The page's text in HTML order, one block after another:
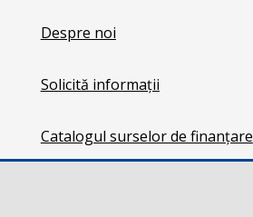
Despre noi
Solicită informații
Catalogul surselor de finanțare